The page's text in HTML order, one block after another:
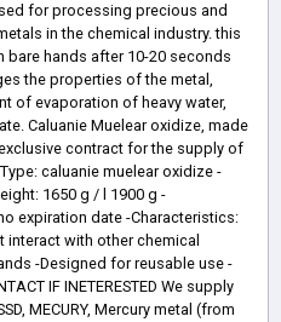
for processing precious and
in the chemical industry. this
bare hands after 10-20 seconds
the properties of the metal,
of evaporation of heavy water,
Caluanie Muelear oxidize, made
contract for the supply of
caluanie muelear oxidize -
1650 g / l 1900 g -
expiration date -Characteristics:
with other chemical
-Designed for reusable use -
IF INETERESTED We supply
MECURY, Mercury metal (from